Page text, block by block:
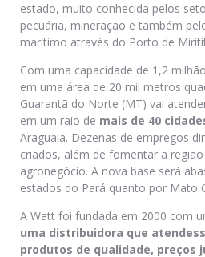
estado, muito conhecida pelos
pecuária, mineração e também
marítimo através do Porto de
Com uma capacidade de 1,2
em uma área de 20 mil metros
Guarantã do Norte (MT) vai
em um raio de mais de 40
Araguaia. Dezenas de empregos
criados, além de fomentar a
agronegócio. A nova base será
estados do Pará quanto por Mato
A Watt foi fundada em 2000 com
uma distribuidora que
produtos de qualidade, preços